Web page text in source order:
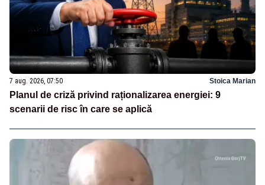
7 aug. 2026, 07:50 Stoica Marian
Planul de criză privind raționalizarea energiei: 9
scenarii de risc în care se aplică